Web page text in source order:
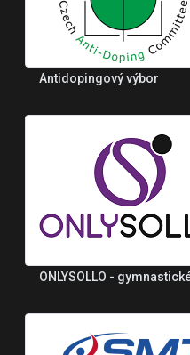
Antidopingový výbor
ONLYSOLLO -